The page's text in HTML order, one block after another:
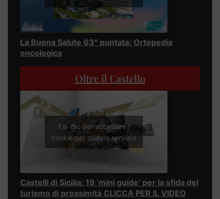
La Buona Salute 63° puntata: Ortopedia
oncologica
Oltre il Castello
Fai clic per accettare i
cookie per questo servizio
Castelli di Sicilia: 19 ‘mini guide’ per la sfida del
turismo di prossimità CLICCA PER IL VIDEO